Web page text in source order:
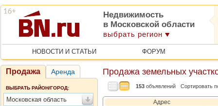
Недвижимость
в Московской области
выбрать регион
НОВОСТИ И СТАТЬИ ФОРУМ
Продажа Аренда
ВЫБРАТЬ РАЙОН/ГОРОД:
Московская область
Продажа земельных
153 объявлений Сортировать
Адрес